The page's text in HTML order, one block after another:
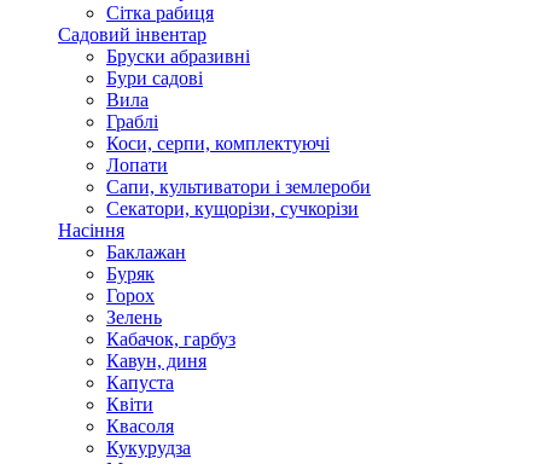
Сітка рабиця
Садовий інвентар
Бруски абразивні
Бури садові
Вила
Граблі
Коси, серпи, комплектуючі
Лопати
Сапи, культиватори і землероби
Секатори, кущорізи, сучкорізи
Насіння
Баклажан
Буряк
Горох
Зелень
Кабачок, гарбуз
Кавун, диня
Капуста
Квіти
Квасоля
Кукурудза